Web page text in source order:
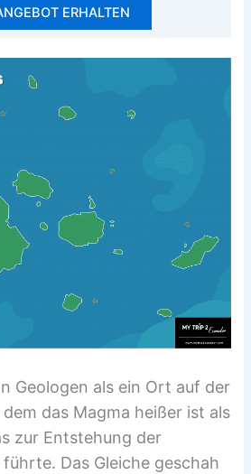
ERHALTEN
Geologen als ein Ort auf der
das Magma heißer ist als
zur Entstehung der
Das Gleiche geschah